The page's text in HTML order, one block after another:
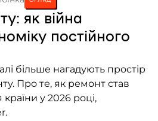
як війна
постійного
більше нагадують простір
Про те, як ремонт став
у 2026 році,